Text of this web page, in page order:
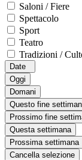
Saloni / Fiere
Spettacolo
Sport
Teatro
Tradizioni /
Date
Oggi
Domani
Questo fine
Prossimo fine
Questa settimana
Prossima settimana
Cancella selezione